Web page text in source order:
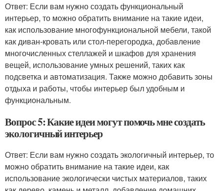
Ответ: Если вам нужно создать функциональный
интерьер, то можно обратить внимание на такие идеи,
как использование многофункциональной мебели, такой
как диван-кровать или стол-перегородка, добавление
многочисленных стеллажей и шкафов для хранения
вещей, использование умных решений, таких как
подсветка и автоматизация. Также можно добавить зоны
отдыха и работы, чтобы интерьер был удобным и
функциональным.
Вопрос 5: Какие идеи могут помочь мне создать
экологичный интерьер
Ответ: Если вам нужно создать экологичный интерьер, то
можно обратить внимание на такие идеи, как
использование экологически чистых материалов, таких